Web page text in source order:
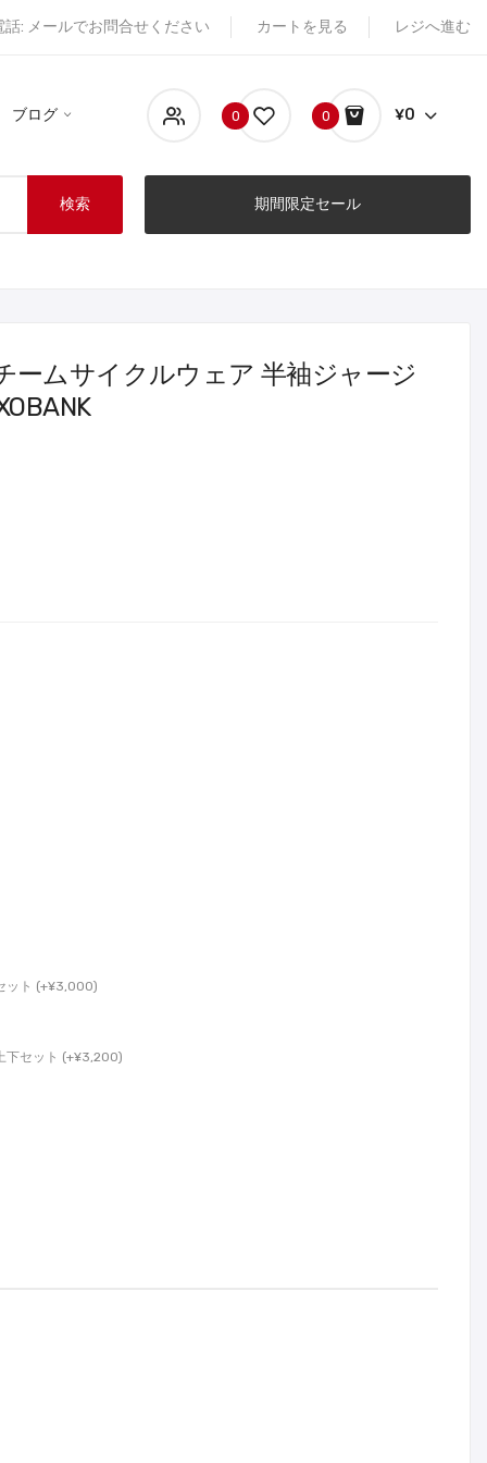
話: メールでお問合せください カートを見る レジへ進む
ブログ 0 0 ¥0
検索 期間限定セール
ームサイクルウェア 半袖ジャージ
ット (+¥3,000)
下セット (+¥3,200)